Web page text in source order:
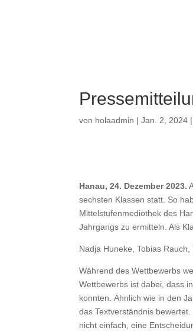
von holaadmin |Jan. 2, 2024 |
Hanau, 24. Dezember 2023.
sechsten Klassen statt. So
Mittelstufenmediothek des
Jahrgangs zu ermitteln. Als
Nadja Huneke, Tobias
Während des Wettbewerbs
Wettbewerbs ist dabei, dass
konnten. Ähnlich wie in den
das Textverständnis
nicht einfach, eine